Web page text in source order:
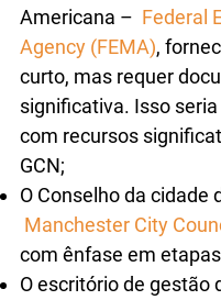
Americana – Federal
Agency (FEMA),
curto, mas requer
significativa. Isso
com recursos
GCN;
O Conselho da
Manchester City
com ênfase em
O escritório de gestão